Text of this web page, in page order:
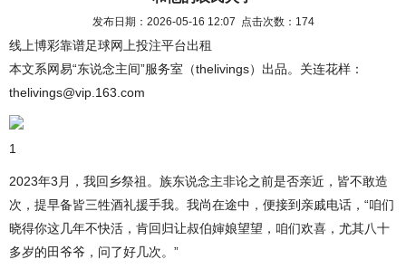
发布日期：2026-05-16 12:07 点击次数：174
线上博彩靠谱足球网上投注平台出租
本文系网易“东说念主间”服务室（thelivings）出品。关连花样：
thelivings@vip.163.com
1
2023年3月，我回乡祭祖。族东说念主非论之前是否亲近，皆不敢造
次，提早备皆三牲酒礼援手我。我尚在途中，便接到亲戚电话，“咱们
晓得你这几年不快活，肯回归让叔伯婶娘望望，咱们欢喜，尤其八十
多岁的田爷爷，问了好几次。”